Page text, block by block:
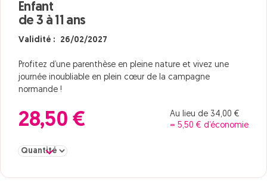
Enfant
de 3 à 11 ans
Validité : 26/02/2027
Profitez d’une parenthèse en pleine nature et vivez une
journée inoubliable en plein cœur de la campagne
normande !
28,50 €
Au lieu de 34,00 €
= 5,50 € d’économie
Sélectionner la quantité pour Enfant de 3 à 11 ans